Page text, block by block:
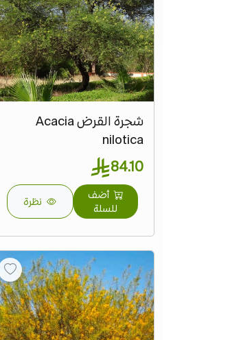
شجرة القرض Acacia
nilotica
84.10
أضف
للسلة
نظرة